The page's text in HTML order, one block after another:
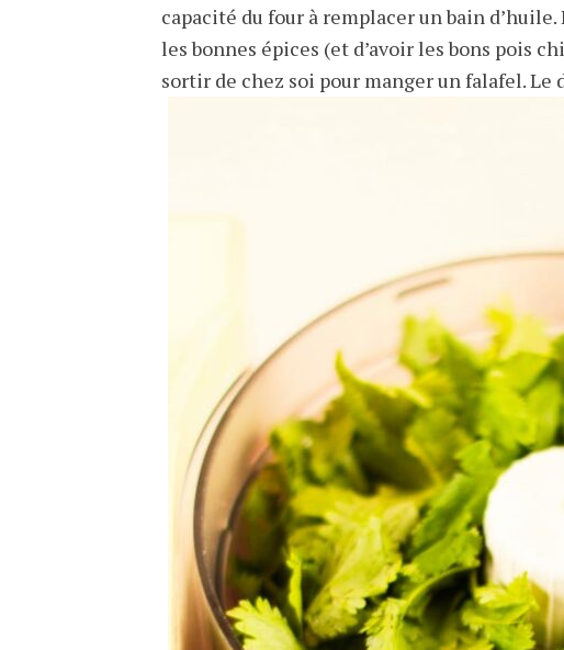
capacité du four à remplacer un bain
les bonnes épices (et d’avoir les bons pois
sortir de chez soi pour manger un falafel. Le